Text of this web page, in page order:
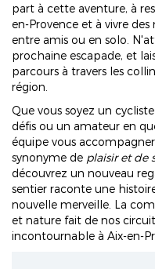
part à cette aventure, à
en-Provence et à vivre
entre amis ou en solo.
prochaine escapade, et
parcours à travers les
région.
Que vous soyez un
défis ou un amateur en
équipe vous
synonyme de plaisir et de
découvrez un nouveau
sentier raconte une
nouvelle merveille. La
et nature fait de nos
incontournable à Aix-en-